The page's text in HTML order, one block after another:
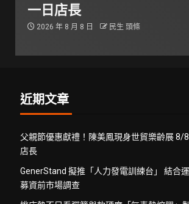
一日店長
2026 年 8 月 8 日 民生 頭條
近期文章
父親節優惠獻禮！陳美鳳現身世貿樂齡展 8/
店長
GenerStand 擬推「人力發電訓練台」 結合
募資前市場調查